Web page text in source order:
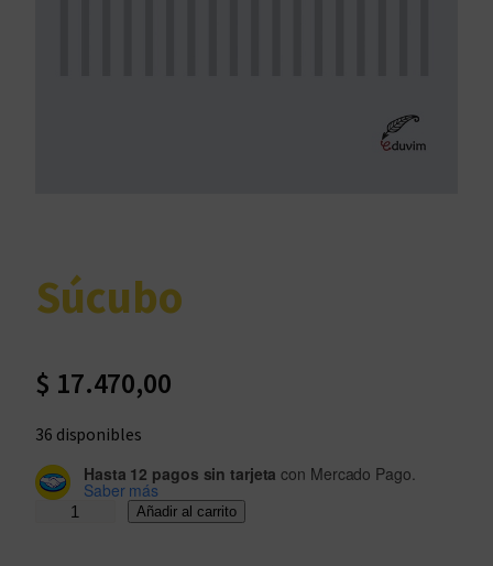
Súcubo
$ 17.470,00
36 disponibles
Hasta 12 pagos sin tarjeta con Mercado Pago.
Saber más
Añadir al carrito